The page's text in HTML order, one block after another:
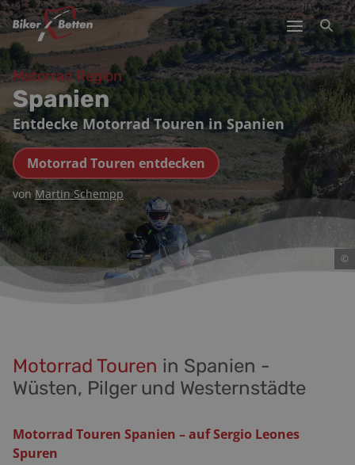
©
Motorrad Region
Spanien
Entdecke Motorrad Touren in Spanien
Motorrad Touren entdecken
von Martin Schempp
Motorrad Touren in Spanien -
Wüsten, Pilger und Westernstädte
Motorrad Touren Spanien – auf Sergio Leones
Spuren